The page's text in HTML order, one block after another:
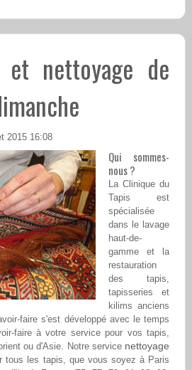
et nettoyage de
2015 16:08
Qui sommes-
nous ?
La Clinique du
Tapis est
spécialisée
dans le lavage
haut-de-
gamme et la
restauration
des tapis,
tapisseries et
kilims anciens
faire s'est développé avec le temps
faire à votre service pour vos tapis,
ou d'Asie. Notre service nettoyage
tous les tapis, que vous soyez à Paris